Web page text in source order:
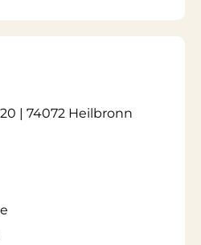
| 74072 Heilbronn